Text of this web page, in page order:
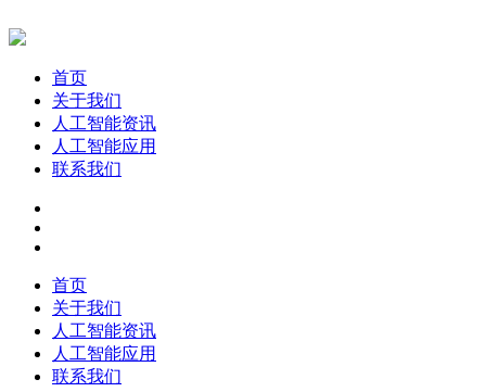
首页
关于我们
人工智能资讯
人工智能应用
联系我们
首页
关于我们
人工智能资讯
人工智能应用
联系我们